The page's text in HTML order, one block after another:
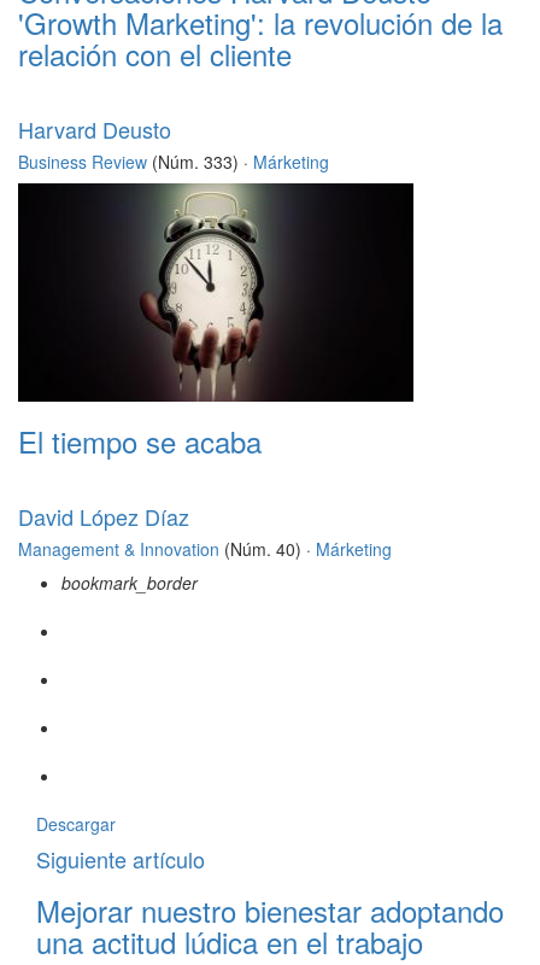
'Growth Marketing': la revolución de la
relación con el cliente
Harvard Deusto
Business Review (Núm. 333) · Márketing
El tiempo se acaba
David López Díaz
Management & Innovation (Núm. 40) · Márketing
bookmark_border
Descargar
Siguiente artículo
Mejorar nuestro bienestar adoptando
una actitud lúdica en el trabajo